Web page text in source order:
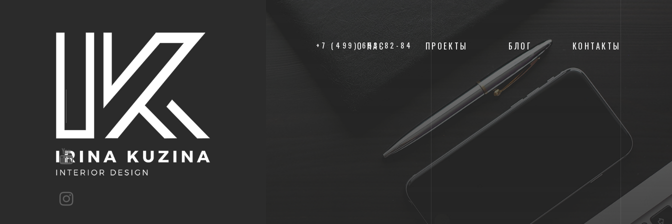
+7 (499) 653-82-84
О НАС ПРОЕКТЫ БЛОГ КОНТАКТЫ